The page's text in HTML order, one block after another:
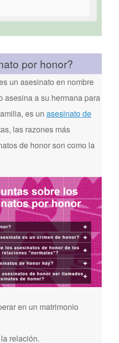
por honor?
un asesinato en nombre
asesina a su hermana para
es un asesinato de
las razones más
de honor son como la
en un matrimonio
relación.